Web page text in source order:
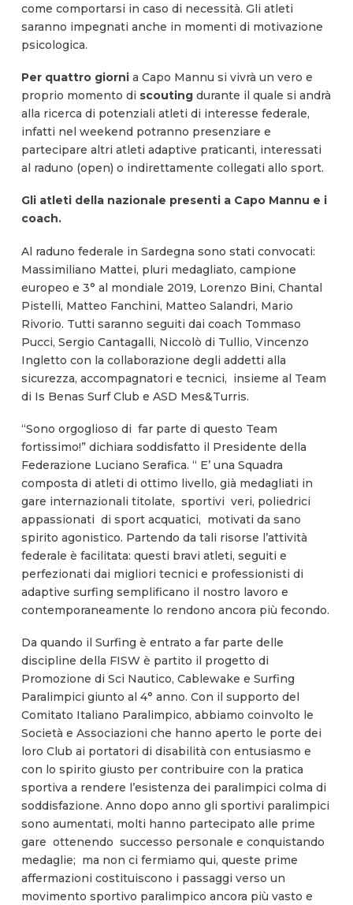
come comportarsi in caso di necessità. Gli atleti
saranno impegnati anche in momenti di motivazione
psicologica.
Per quattro giornia Capo Mannu si vivrà un vero e
proprio momento di scoutingdurante il quale si andrà
alla ricerca di potenziali atleti di interesse federale,
infatti nel weekend potranno presenziare e
partecipare altri atleti adaptive praticanti, interessati
al raduno (open) o indirettamente collegati allo sport.
Gli atleti della nazionale presenti a Capo Mannu e i
coach.
Al raduno federale in Sardegna sono stati convocati:
Massimiliano Mattei, pluri medagliato, campione
europeo e 3° al mondiale 2019, Lorenzo Bini, Chantal
Pistelli, Matteo Fanchini, Matteo Salandri, Mario
Rivorio. Tutti saranno seguiti dai coach Tommaso
Pucci, Sergio Cantagalli, Niccolò di Tullio, Vincenzo
Ingletto con la collaborazione degli addetti alla
sicurezza, accompagnatori e tecnici, insieme al Team
di Is Benas Surf Club e ASD Mes&Turris.
“Sono orgoglioso di far parte di questo Team
fortissimo!” dichiara soddisfatto il Presidente della
Federazione Luciano Serafica. “ E’ una Squadra
composta di atleti di ottimo livello, già medagliati in
gare internazionali titolate, sportivi veri, poliedrici
appassionati di sport acquatici, motivati da sano
spirito agonistico. Partendo da tali risorse l’attività
federale è facilitata: questi bravi atleti, seguiti e
perfezionati dai migliori tecnici e professionisti di
adaptive surfing semplificano il nostro lavoro e
contemporaneamente lo rendono ancora più fecondo.
Da quando il Surfing è entrato a far parte delle
discipline della FISW è partito il progetto di
Promozione di Sci Nautico, Cablewake e Surfing
Paralimpici giunto al 4° anno. Con il supporto del
Comitato Italiano Paralimpico, abbiamo coinvolto le
Società e Associazioni che hanno aperto le porte dei
loro Club ai portatori di disabilità con entusiasmo e
con lo spirito giusto per contribuire con la pratica
sportiva a rendere l’esistenza dei paralimpici colma di
soddisfazione. Anno dopo anno gli sportivi paralimpici
sono aumentati, molti hanno partecipato alle prime
gare ottenendo successo personale e conquistando
medaglie; ma non ci fermiamo qui, queste prime
affermazioni costituiscono i passaggi verso un
movimento sportivo paralimpico ancora più vasto e